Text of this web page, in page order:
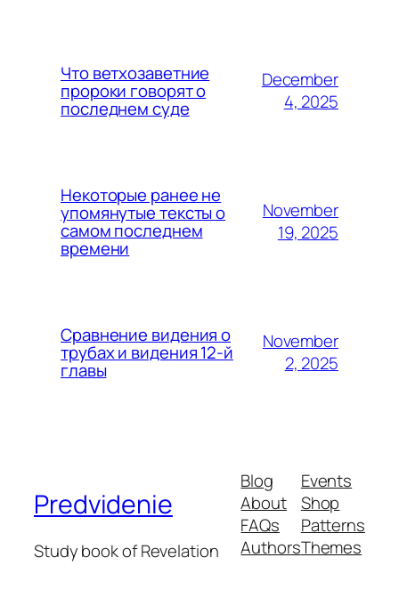
Что ветхозаветние
пророки говорят о
последнем суде
December
4, 2025
Некоторые ранее не
упомянутые тексты о
самом последнем
времени
November
19, 2025
Сравнение видения о
трубах и видения 12-й
главы
November
2, 2025
Predvidenie
Study book of Revelation
Blog
About
FAQs
Authors
Events
Shop
Patterns
Themes